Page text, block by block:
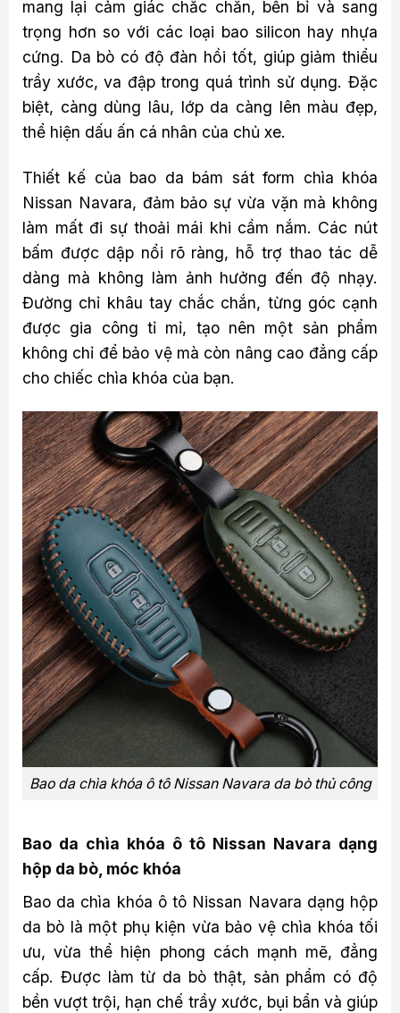
mang lại cảm giác chắc chắn, bền bỉ và sang
trọng hơn so với các loại bao silicon hay nhựa
cứng. Da bò có độ đàn hồi tốt, giúp giảm thiểu
trầy xước, va đập trong quá trình sử dụng. Đặc
biệt, càng dùng lâu, lớp da càng lên màu đẹp,
thể hiện dấu ấn cá nhân của chủ xe.
Thiết kế của bao da bám sát form chìa khóa
Nissan Navara, đảm bảo sự vừa vặn mà không
làm mất đi sự thoải mái khi cầm nắm. Các nút
bấm được dập nổi rõ ràng, hỗ trợ thao tác dễ
dàng mà không làm ảnh hưởng đến độ nhạy.
Đường chỉ khâu tay chắc chắn, từng góc cạnh
được gia công tỉ mỉ, tạo nên một sản phẩm
không chỉ để bảo vệ mà còn nâng cao đẳng cấp
cho chiếc chìa khóa của bạn.
Bao da chìa khóa ô tô Nissan Navara da bò thủ công
Bao da chìa khóa ô tô Nissan Navara dạng
hộp da bò, móc khóa
Bao da chìa khóa ô tô Nissan Navara dạng hộp
da bò là một phụ kiện vừa bảo vệ chìa khóa tối
ưu, vừa thể hiện phong cách mạnh mẽ, đẳng
cấp. Được làm từ da bò thật, sản phẩm có độ
bền vượt trội, hạn chế trầy xước, bụi bẩn và giúp